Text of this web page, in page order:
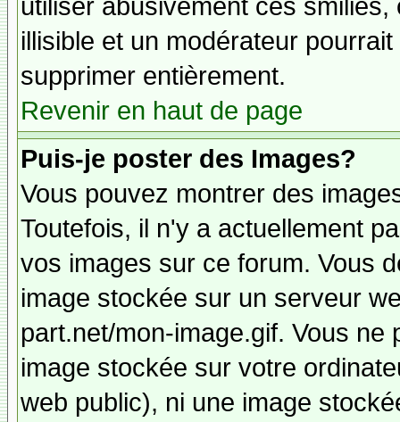
utiliser abusivement ces
illisible et un modérateur
supprimer entièrement.
Revenir en haut de page
Puis-je poster des Images?
Vous pouvez montrer des
Toutefois, il n'y a actuellement
vos images sur ce forum. Vous
image stockée sur un serveur
part.net/mon-image.gif. Vous
image stockée sur votre
web public), ni une image